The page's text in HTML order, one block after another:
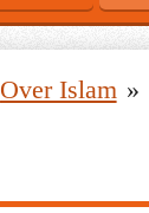
Over Islam »